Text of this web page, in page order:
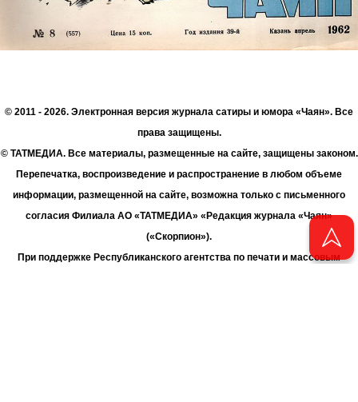
© 2011 - 2026. Электронная версия журнала сатиры и юмора «Чаян». Все
права защищены.
© ТАТМЕДИА. Все материалы, размещенные на сайте, защищены законом.
Перепечатка, воспроизведение и распространение в любом объеме
информации, размещенной на сайте, возможна только с письменного
согласия Филиала АО «ТАТМЕДИА» «Редакция журнала «Чаян»
(«Скорпион»).
При поддержке Республиканского агентства по печати и массовым